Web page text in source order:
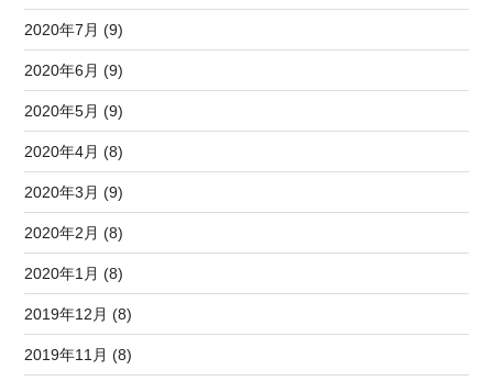
2020年7月 (9)
2020年6月 (9)
2020年5月 (9)
2020年4月 (8)
2020年3月 (9)
2020年2月 (8)
2020年1月 (8)
2019年12月 (8)
2019年11月 (8)